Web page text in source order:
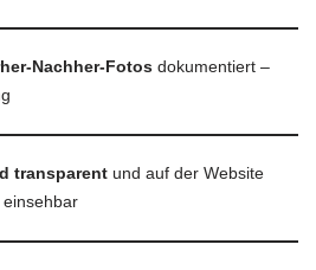
Nachher-Fotos dokumentiert –
transparent und auf der Website